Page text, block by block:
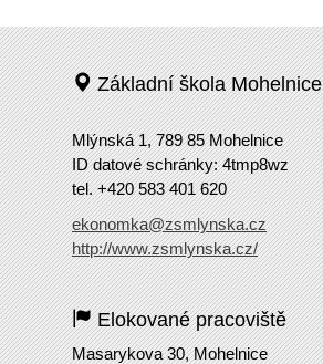
Základní škola Mohelnice
Mlýnská 1, 789 85 Mohelnice
ID datové schránky: 4tmp8wz
tel. +420 583 401 620
ekonomka@zsmlynska.cz
http://www.zsmlynska.cz/
Elokované pracoviště
Masarykova 30, Mohelnice